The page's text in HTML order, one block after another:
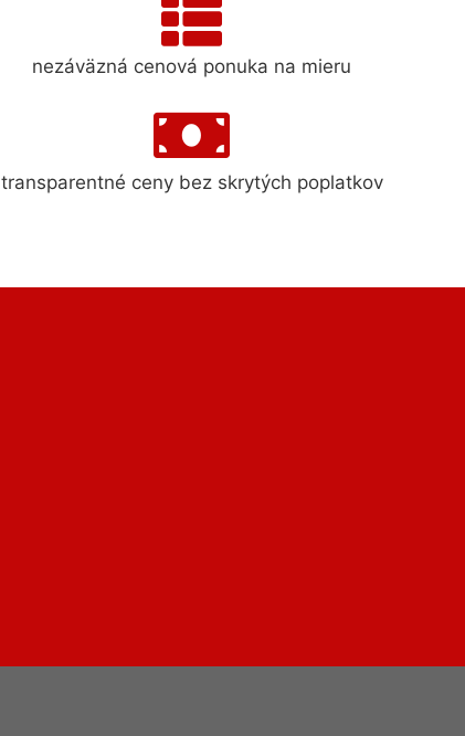
nezáväzná cenová ponuka na mieru
transparentné ceny bez skrytých poplatkov